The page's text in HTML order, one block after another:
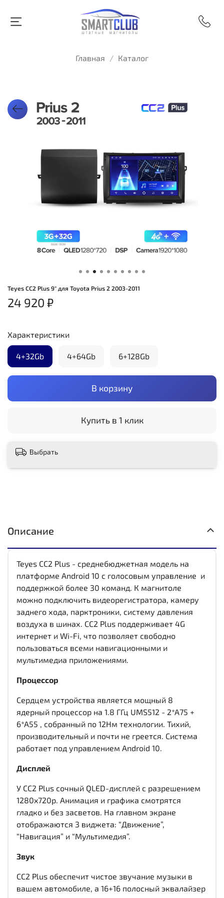
Главная Каталог
Teyes CC2 Plus 9" для Toyota Prius 2 2003-2011
24 920 ₽
В корзину
Купить в 1 клик
Характеристики
4+32Gb 4+64Gb 6+128Gb
Выбрать
Описание
Teyes CC2 Plus - среднебюджетная модель на
платформе Android 10 с голосовым управление и
поддержкой более 30 команд. К магнитоле
можно подключить видеорегистратора, камеру
заднего хода, парктроники, систему давления
воздуха в шинах. CC2 Plus поддерживает 4G
интернет и Wi-Fi, что позволяет свободно
пользоваться всеми навигационными и
мультимедиа приложениями.
Процессор
Сердцем устройства является мощный 8
ядерный процессор на 1.8 ГГц UMS512 - 2*A75 +
6*A55 , собранный по 12Нм технологии. Тихий,
производительный и почти не греется. Система
работает под управлением Android 10.
Дисплей
У CC2 Plus сочный QLED-дисплей c разрешением
1280x720р. Анимация и графика смотрятся
гладко и без засветов. На главном экране
отображаются 3 виджета: “Движение”,
“Навигация” и “Мультимедия”.
Звук
CC2 Plus обеспечит чистое звучание музыки в
вашем автомобиле, а 16+16 полосный эквалайзер